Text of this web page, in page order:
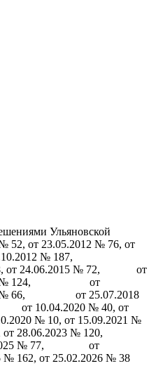
Ульяновской
52, от 23.05.2012 № 76, от
№ 187,
24.06.2015 № 72, от
№ 124, от
№ 66, от 25.07.2018
10.04.2020 № 40, от
№ 10, от 15.09.2021 №
от 28.06.2023 № 120,
№ 77, от
№ 162, от 25.02.2026 № 38